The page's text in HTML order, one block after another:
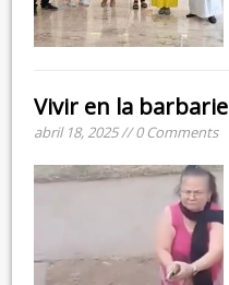
Vivir en la barbarie
abril 18, 2025 // 0 Comments